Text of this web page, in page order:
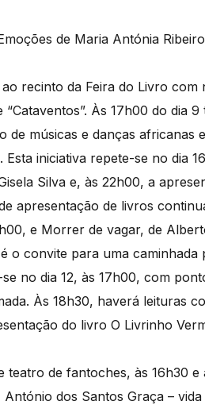
de Maria Antónia
recinto da Feira do Livro com
Às 17h00 do dia
de músicas e danças africanas
iniciativa repete-se no dia
Silva e, às 22h00, a
apresentação de livros
e Morrer de vagar, de
o convite para uma
no dia 12, às 17h00, com
Às 18h30, haverá leituras
do livro O Livrinho
de fantoches, às 16h30 e
dos Santos Graça –